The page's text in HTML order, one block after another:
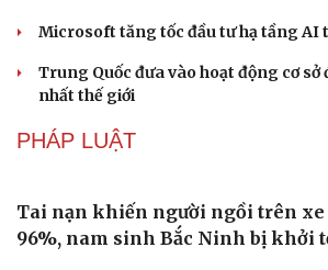
“Tiếp sức” cho công nghiệp văn hóa:
Quỹ Văn hóa, nghệ thuật
DU LỊCH
Thổ cẩm Chăm Mỹ Nghiệp: Từ ngôn
sản phẩm du lịch độc đáo